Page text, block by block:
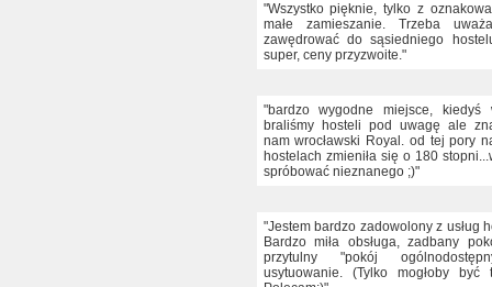
"Wszystko pięknie, tylko z
małe zamieszanie. Trzeba
zawędrować do sąsiedniego
super, ceny przyzwoite."
"bardzo wygodne miejsce,
braliśmy hosteli pod uwagę ale
nam wrocławski Royal. od tej pory
hostelach zmieniła się o 180
spróbować nieznanego ;)"
"Jestem bardzo zadowolony z usług
Bardzo miła obsługa, zadbany
przytulny "pokój
usytuowanie. (Tylko mogłoby być